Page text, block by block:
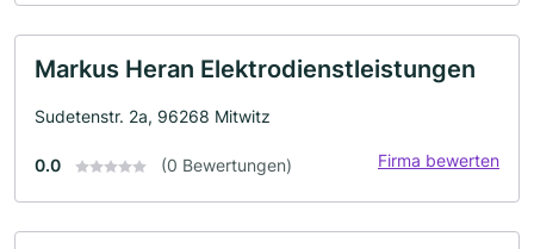
Markus Heran Elektrodienstleistungen
Sudetenstr. 2a, 96268 Mitwitz
0.0 (0 Bewertungen) Firma bewerten